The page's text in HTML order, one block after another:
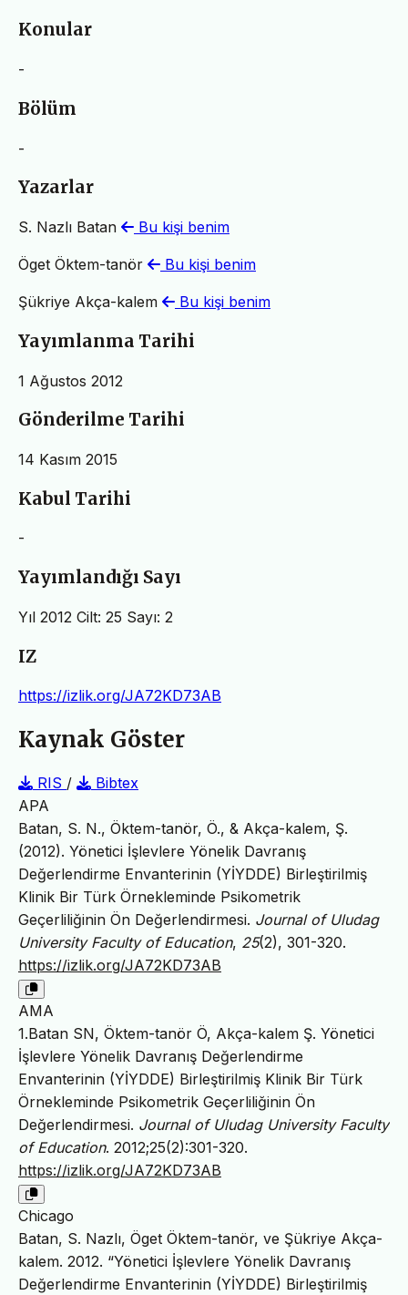
Konular
-
Bölüm
-
Yazarlar
S. Nazlı Batan Bu kişi benim
Öget Öktem-tanör Bu kişi benim
Şükriye Akça-kalem Bu kişi benim
Yayımlanma Tarihi
1 Ağustos 2012
Gönderilme Tarihi
14 Kasım 2015
Kabul Tarihi
-
Yayımlandığı Sayı
Yıl 2012 Cilt: 25 Sayı: 2
IZ
https://izlik.org/JA72KD73AB
Kaynak Göster
RIS /
Bibtex
APA
Batan, S. N., Öktem-tanör, Ö., & Akça-kalem, Ş.
(2012). Yönetici İşlevlere Yönelik Davranış
Değerlendirme Envanterinin (YİYDDE) Birleştirilmiş
Klinik Bir Türk Örnekleminde Psikometrik
Geçerliliğinin Ön Değerlendirmesi. Journal of Uludag
University Faculty of Education, 25(2), 301-320.
https://izlik.org/JA72KD73AB
AMA
1.Batan SN, Öktem-tanör Ö, Akça-kalem Ş. Yönetici
İşlevlere Yönelik Davranış Değerlendirme
Envanterinin (YİYDDE) Birleştirilmiş Klinik Bir Türk
Örnekleminde Psikometrik Geçerliliğinin Ön
Değerlendirmesi. Journal of Uludag University Faculty
of Education. 2012;25(2):301-320.
https://izlik.org/JA72KD73AB
Chicago
Batan, S. Nazlı, Öget Öktem-tanör, ve Şükriye Akça-
kalem. 2012. “Yönetici İşlevlere Yönelik Davranış
Değerlendirme Envanterinin (YİYDDE) Birleştirilmiş